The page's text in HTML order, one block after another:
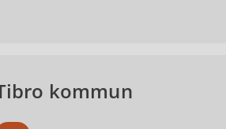
kommun